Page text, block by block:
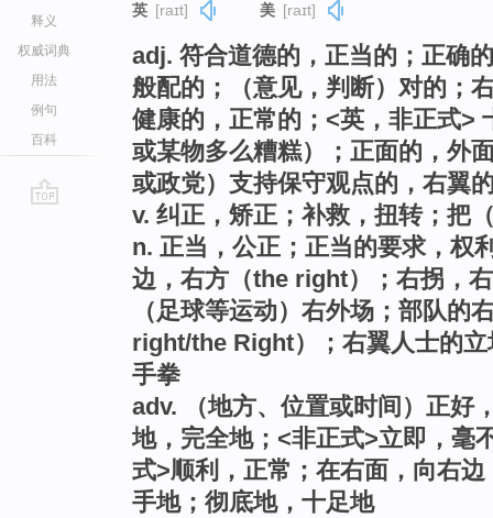
释义
权威词典
用法
例句
百科
英 [raɪt] 美 [raɪt]
adj. 符合道德的，正当的；正确
般配的；（意见，判断）对的；
健康的，正常的；<英，非正式>
或某物多么糟糕）；正面的，外
或政党）支持保守观点的，右翼
v. 纠正，矫正；补救，扭转；把
n. 正当，公正；正当的要求，权
边，右方（the right）；右拐，
（足球等运动）右外场；部队的
right/the Right）；右翼人士的
手拳
adv. （地方、位置或时间）正好
地，完全地；<非正式>立即，毫
式>顺利，正常；在右面，向右
手地；彻底地，十足地